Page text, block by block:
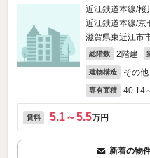
近江鉄道本線/桜
近江鉄道本線/京
滋賀県東近江市
総階数 2階建
建物構造 その他
専有面積 40.14
賃料 5.1～5.5万円
新着の物